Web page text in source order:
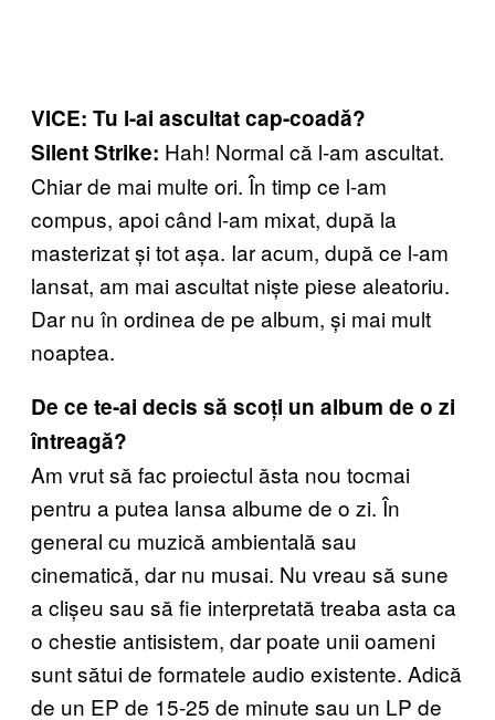
VICE: Tu l-ai ascultat cap-coadă?
Silent Strike: Hah! Normal că l-am ascultat.
Chiar de mai multe ori. În timp ce l-am
compus, apoi când l-am mixat, după la
masterizat și tot așa. Iar acum, după ce l-am
lansat, am mai ascultat niște piese aleatoriu.
Dar nu în ordinea de pe album, și mai mult
noaptea.
De ce te-ai decis să scoți un album de o zi
întreagă?
Am vrut să fac proiectul ăsta nou tocmai
pentru a putea lansa albume de o zi. În
general cu muzică ambientală sau
cinematică, dar nu musai. Nu vreau să sune
a clișeu sau să fie interpretată treaba asta ca
o chestie antisistem, dar poate unii oameni
sunt sătui de formatele audio existente. Adică
de un EP de 15-25 de minute sau un LP de